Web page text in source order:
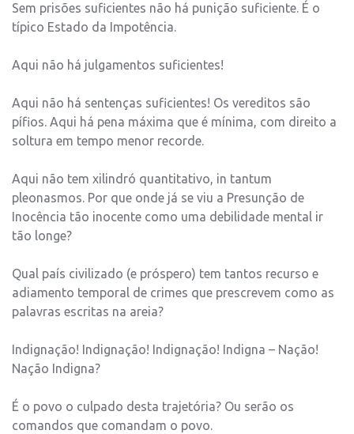
Sem prisões suficientes não há punição suficiente. É o
típico Estado da Impotência.
Aqui não há julgamentos suficientes!
Aqui não há sentenças suficientes! Os vereditos são
pífios. Aqui há pena máxima que é mínima, com direito a
soltura em tempo menor recorde.
Aqui não tem xilindró quantitativo, in tantum
pleonasmos. Por que onde já se viu a Presunção de
Inocência tão inocente como uma debilidade mental ir
tão longe?
Qual país civilizado (e próspero) tem tantos recurso e
adiamento temporal de crimes que prescrevem como as
palavras escritas na areia?
Indignação! Indignação! Indignação! Indigna – Nação!
Nação Indigna?
É o povo o culpado desta trajetória? Ou serão os
comandos que comandam o povo.